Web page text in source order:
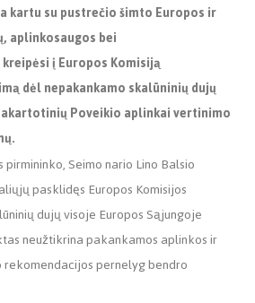
kartu su pustrečio šimto Europos ir
aplinkosaugos bei
į Europos Komisiją
dėl nepakankamo skalūninių dujų
Poveikio aplinkai vertinimo
Seimo nario Lino Balsio
pasklidęs Europos Komisijos
dujų visoje Europos Sąjungoje
neužtikrina pakankamos aplinkos ir
rekomendacijos pernelyg bendro